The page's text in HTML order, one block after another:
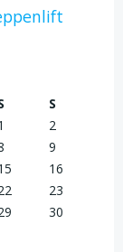
S
2
9
16
23
30